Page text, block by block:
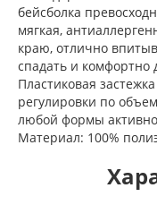
бейсболка
мягкая,
краю, отлично
спадать и комфортно
Пластиковая
регулировки по
любой формы
Материал: 100%